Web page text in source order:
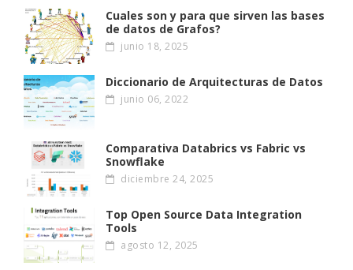
Cuales son y para que sirven las bases
de datos de Grafos?
junio 18, 2025
Diccionario de Arquitecturas de Datos
junio 06, 2022
Comparativa Databrics vs Fabric vs
Snowflake
diciembre 24, 2025
Top Open Source Data Integration
Tools
agosto 12, 2025